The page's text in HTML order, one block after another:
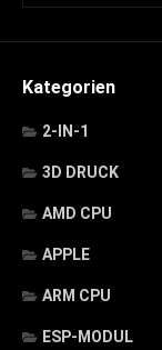
Kategorien
2-IN-1
3D DRUCK
AMD CPU
APPLE
ARM CPU
ESP-MODUL